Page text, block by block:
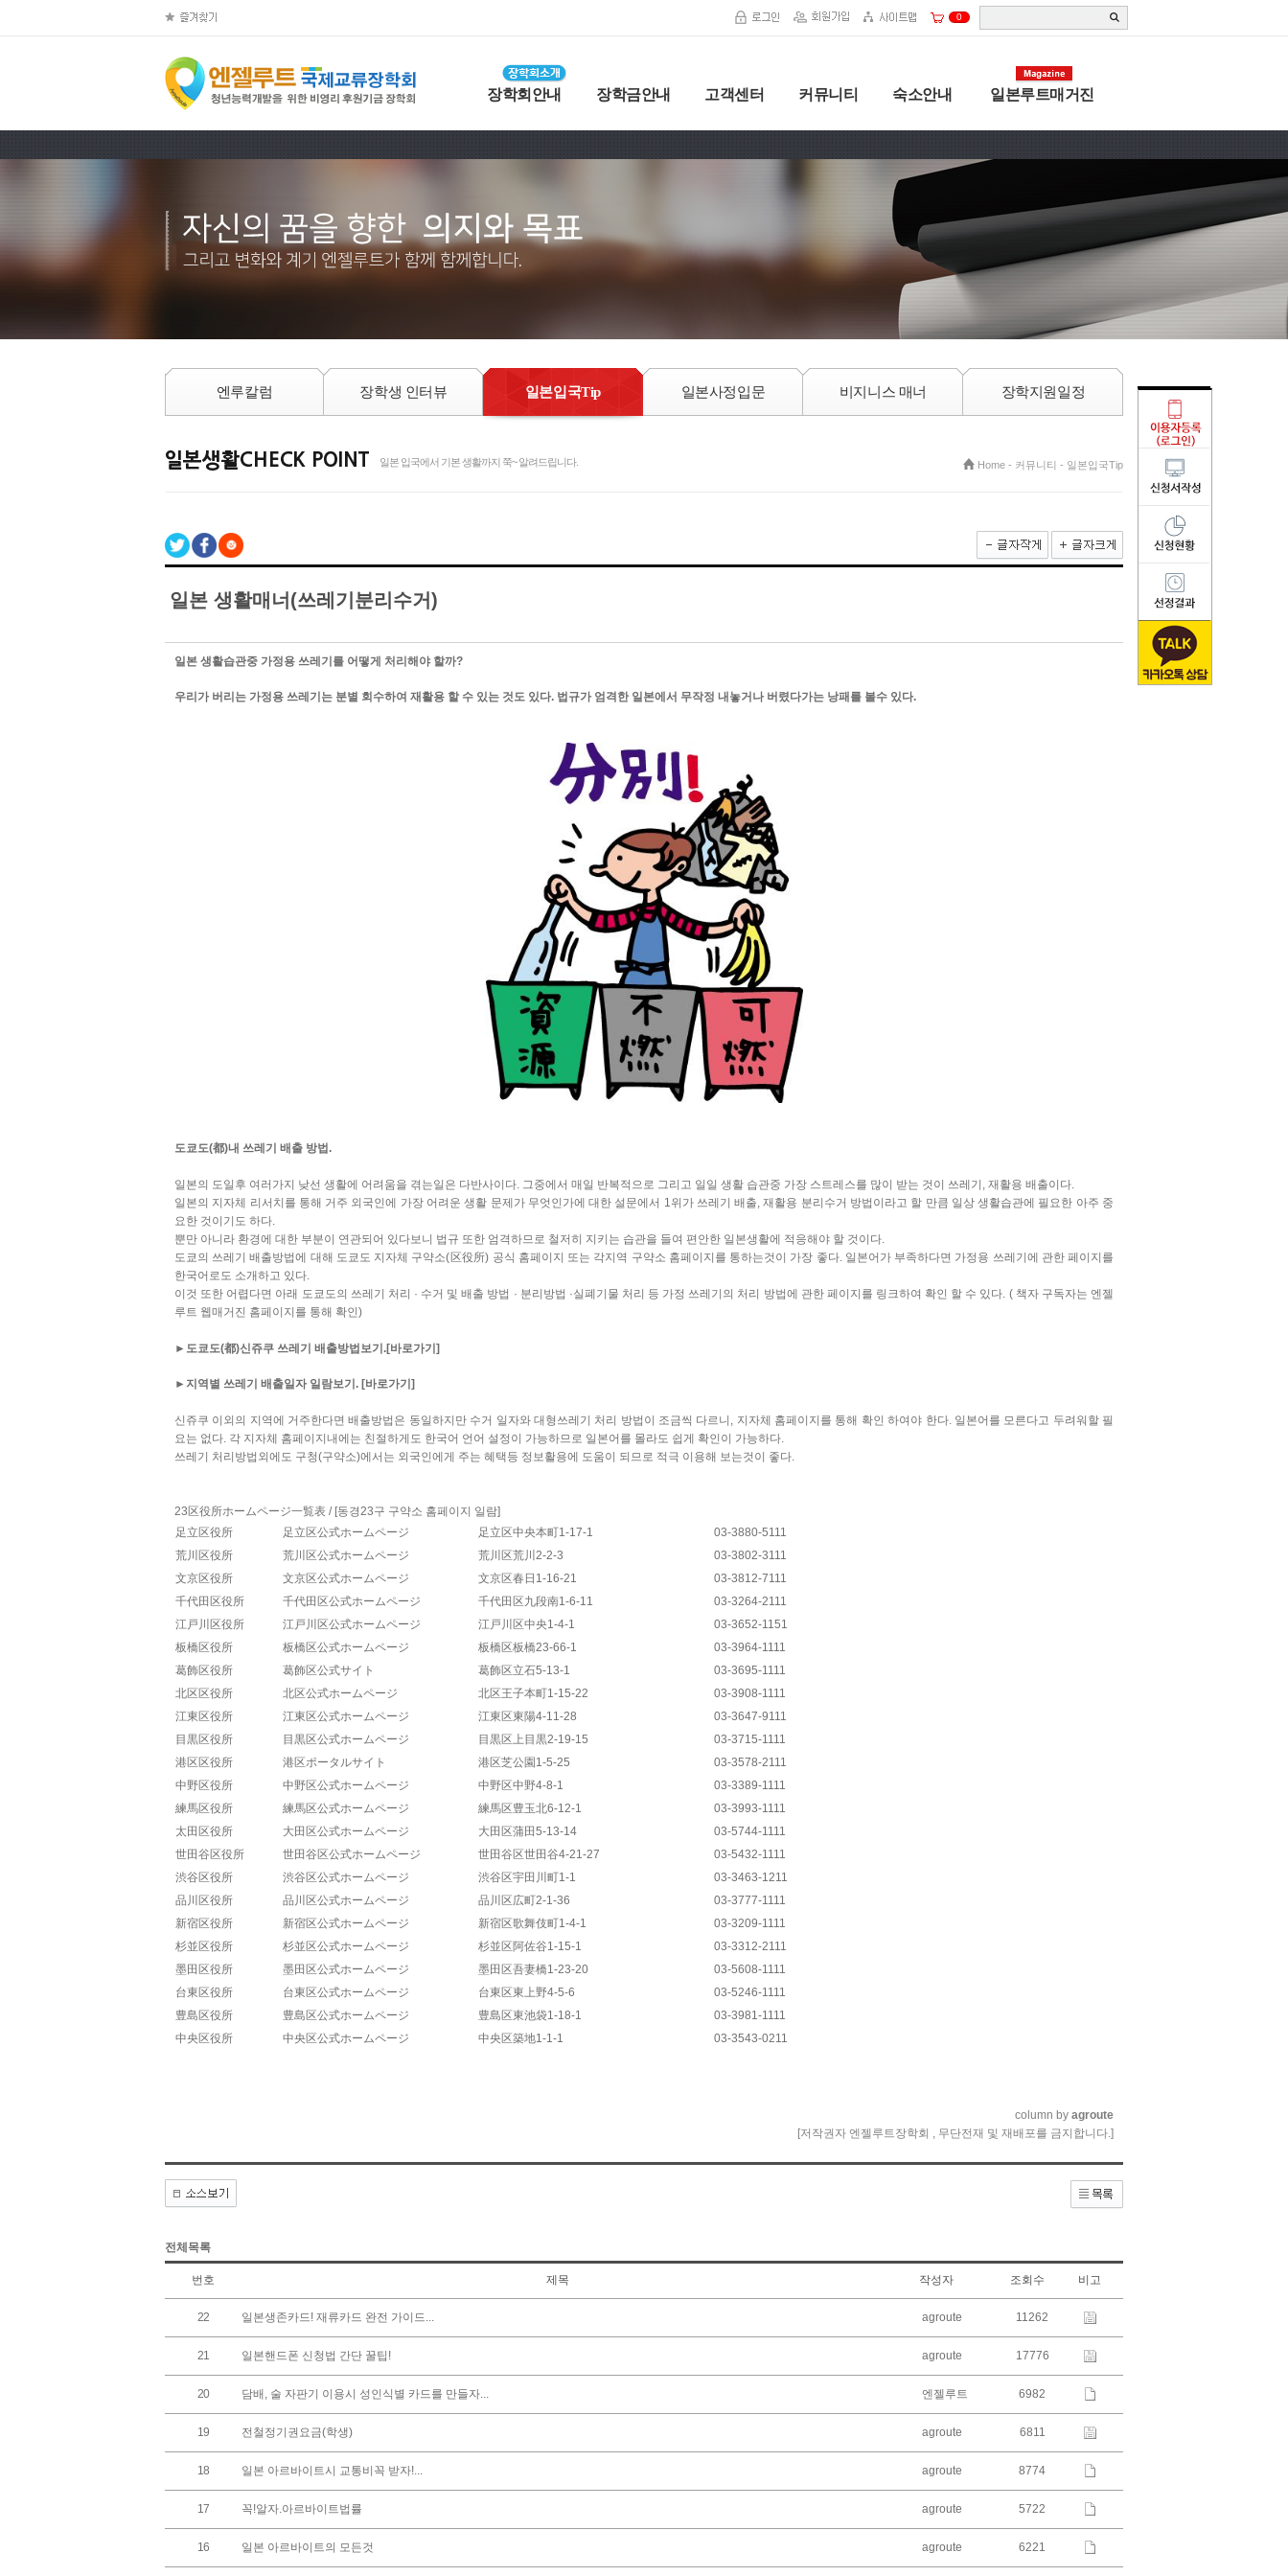
0
장학회안내 장학금안내 고객센터 커뮤니티 숙소안내 일본루트매거진
엔루칼럼 장학생 인터뷰 일본입국Tip 일본사정입문 비지니스 매너 장학지원일정
일본 입국에서 기본 생활까지 쭉~ 알려드립니다. Home - 커뮤니티 - 일본입국Tip
일본 생활매너(쓰레기분리수거)
일본 생활습관중 가정용 쓰레기를 어떻게 처리해야 할까?
우리가 버리는 가정용 쓰레기는 분별 회수하여 재활용 할 수 있는 것도 있다. 법규가 엄격한 일본에서 무작정 내놓거나 버렸다가는 낭패를 볼수 있다.
도쿄도(都)내 쓰레기 배출 방법.
일본의 도일후 여러가지 낮선 생활에 어려움을 겪는일은 다반사이다. 그중에서 매일 반복적으로 그리고 일일 생활 습관중 가장 스트레스를 많이 받는 것이 쓰레기, 재활용 배출이다.
일본의 지자체 리서치를 통해 거주 외국인에 가장 어려운 생활 문제가 무엇인가에 대한 설문에서 1위가 쓰레기 배출, 재활용 분리수거 방법이라고 할 만큼 일상 생활습관에 필요한 아주 중
요한 것이기도 하다.
뿐만 아니라 환경에 대한 부분이 연관되어 있다보니 법규 또한 엄격하므로 철저히 지키는 습관을 들여 편안한 일본생활에 적응해야 할 것이다.
도쿄의 쓰레기 배출방법에 대해 도쿄도 지자체 구약소(区役所) 공식 홈페이지 또는 각지역 구약소 홈페이지를 통하는것이 가장 좋다. 일본어가 부족하다면 가정용 쓰레기에 관한 페이지를
한국어로도 소개하고 있다.
이것 또한 어렵다면 아래 도쿄도의 쓰레기 처리 · 수거 및 배출 ​​방법 · 분리방법 ·실폐기물 처리 등 가정 쓰레기의 처리 방법에 관한 페이지를 링크하여 확인 할 수 있다. ( 책자 구독자는 엔젤
루트 웹매거진 홈페이지를 통해 확인)
►도쿄도(都)신쥬쿠 쓰레기 배출방법보기.[바로가기]
►지역별 쓰레기 배출일자 일람보기. [바로가기]
신쥬쿠 이외의 지역에 거주한다면 배출방법은 동일하지만 수거 일자와 대형쓰레기 처리 방법이 조금씩 다르니, 지자체 홈페이지를 통해 확인 하여야 한다. 일본어를 모른다고 두려워할 필
요는 없다. 각 지자체 홈페이지내에는 친절하게도 한국어 언어 설정이 가능하므로 일본어를 몰라도 쉽게 확인이 가능하다.
쓰레기 처리방법외에도 구청(구약소)에서는 외국인에게 주는 혜택등 정보활용에 도움이 되므로 적극 이용해 보는것이 좋다.
23区役所ホームページ一覧表 / [동경23구 구약소 홈페이지 일람]
足立区役所
足立区公式ホームページ 足立区中央本町1-17-1
03-3880-5111
荒川区役所
荒川区公式ホームページ 荒川区荒川2-2-3
03-3802-3111
文京区役所
文京区公式ホームページ 文京区春日1-16-21
03-3812-7111
千代田区役所
千代田区公式ホームページ 千代田区九段南1-6-11
03-3264-2111
江戸川区役所
江戸川区公式ホームページ 江戸川区中央1-4-1
03-3652-1151
板橋区役所
板橋区公式ホームページ 板橋区板橋23-66-1
03-3964-1111
葛飾区役所
葛飾区公式サイト 葛飾区立石5-13-1
03-3695-1111
北区区役所
北区公式ホームページ 北区王子本町1-15-22
03-3908-1111
江東区役所
江東区公式ホームページ 江東区東陽4-11-28
03-3647-9111
目黒区役所
目黒区公式ホームページ 目黒区上目黒2-19-15
03-3715-1111
港区区役所
港区ポータルサイト 港区芝公園1-5-25
03-3578-2111
中野区役所
中野区公式ホームページ 中野区中野4-8-1
03-3389-1111
練馬区役所
練馬区公式ホームページ 練馬区豊玉北6-12-1
03-3993-1111
太田区役所
大田区公式ホームページ 大田区蒲田5-13-14
03-5744-1111
世田谷区役所
世田谷区公式ホームページ 世田谷区世田谷4-21-27
03-5432-1111
渋谷区役所
渋谷区公式ホームページ 渋谷区宇田川町1-1
03-3463-1211
品川区役所
品川区公式ホームページ 品川区広町2-1-36
03-3777-1111
新宿区役所
新宿区公式ホームページ 新宿区歌舞伎町1-4-1
03-3209-1111
杉並区役所
杉並区公式ホームページ 杉並区阿佐谷1-15-1
03-3312-2111
墨田区役所
墨田区公式ホームページ 墨田区吾妻橋1-23-20
03-5608-1111
台東区役所
台東区公式ホームページ 台東区東上野4-5-6
03-5246-1111
豊島区役所
豊島区公式ホームページ 豊島区東池袋1-18-1
03-3981-1111
中央区役所
中央区公式ホームページ 中央区築地1-1-1 03-3543-0211
column by agroute
[저작권자 엔젤루트장학회 , 무단전재 및 재배포를 금지합니다.]
전체목록
번호 제목 작성자 조회수 비고
22 일본생존카드! 재류카드 완전 가이드... agroute 11262
21 일본핸드폰 신청법 간단 꿀팁! agroute 17776
20 담배, 술 자판기 이용시 성인식별 카드를 만들자... 엔젤루트 6982
19 전철정기권요금(학생) agroute 6811
18 일본 아르바이트시 교통비꼭 받자!... agroute 8774
17 꼭!알자.아르바이트법률 agroute 5722
16 일본 아르바이트의 모든것 agroute 6221